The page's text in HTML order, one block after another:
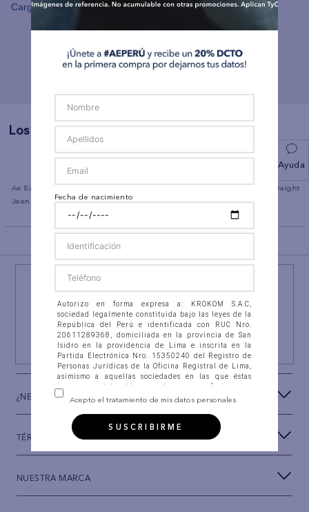
Ayuda
Cargando comentarios…
Los Más Vendidos
Ae Easyflex +tencel™ Fibers
Jean Recto Relajado
Sudadera con capucha de
lujo relajado con cremallera
Jean Straight
Alto Ae
BACK TO TOP
ÚNETE A#AEPERU
Y RECIBE UN REGALO ESPECIAL
SUSCRIBIRSE
¿NECESITAS AYUDA?
TÉRMINOS Y CONDICIONES
NUESTRA MARCA
Fecha de nacimiento
Autorizo en forma expresa a: KROKOM S.A.C,
sociedad legalmente constituida bajo las leyes de la
República del Perú e identificada con RUC Nro.
20611289368, domiciliada en la provincia de San
Isidro en la providencia de Lima e inscrita en la
Partida Electrónica Nro. 15350240 del Registro de
Personas Jurídicas de la Oficina Registral de Lima,
asimismo a aquellas sociedades en las que éstas
tengan participación, con las que se fusionen o
integren (en adelante “la Compañía”), para que
automatizados, así como en ficheros físicos, accedan,
intercambien, consulten, soliciten, suministren,
reporten, divulguen, transfieran, transmitan,
canales de comunicación con el Titular de los datos
Acepto el tratamiento de mis datos personales
SUSCRIBIRME